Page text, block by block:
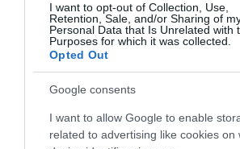
I want to opt-out of Collection, Use,
Retention, Sale, and/or Sharing of
Personal Data that Is Unrelated with
Purposes for which it was collected.
Opted Out
Google consents
I want to allow Google to enable
related to advertising like cookies on
ΡΟΗ ΕΙΔΗΣΕΩΝ
Το χρηματοδοτούμενο
από την ΕΕ έργο “The
Gaming Police”
ενισχύει την ασφάλεια
31.07.2026